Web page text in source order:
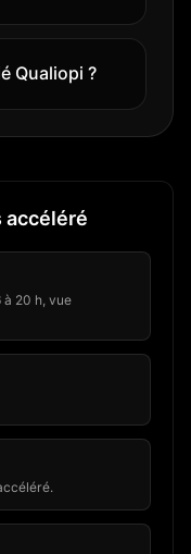
Qualiopi ?
accéléré
à 20 h, vue